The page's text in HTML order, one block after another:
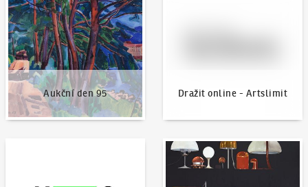
Aukční den 95 Dražit online - Artslimit
Aktuality